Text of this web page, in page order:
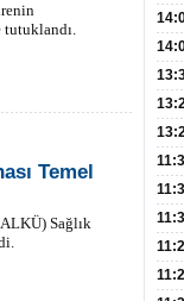
tutuklandı.
Temel
Sağlık
3,5